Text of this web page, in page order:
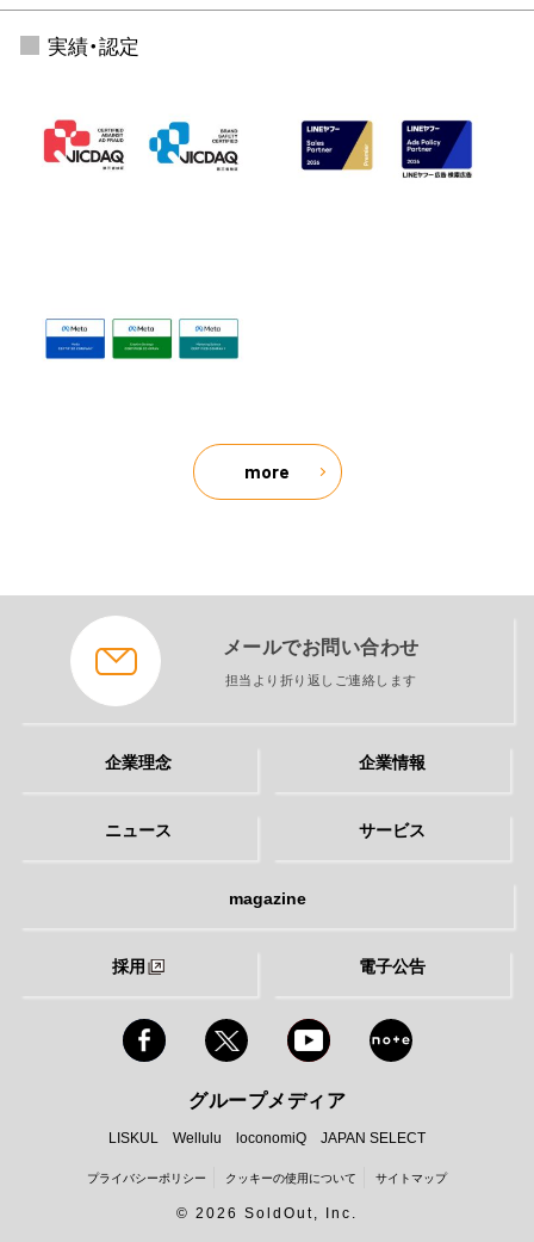
実績・認定
more
メールでお問い合わせ
担当より折り返しご連絡します
企業理念 企業情報
ニュース サービス
magazine
採用 電子公告
グループメディア
LISKUL Wellulu loconomiQ JAPAN SELECT
プライバシーポリシー クッキーの使用について サイトマップ
© 2026 SoldOut, Inc.